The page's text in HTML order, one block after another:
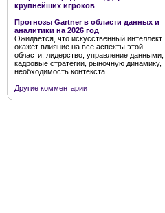
крупнейших игроков
Прогнозы Gartner в области данных и
аналитики на 2026 год
Ожидается, что искусственный интеллект
окажет влияние на все аспекты этой
области: лидерство, управление данными,
кадровые стратегии, рыночную динамику,
необходимость контекста ...
Другие комментарии